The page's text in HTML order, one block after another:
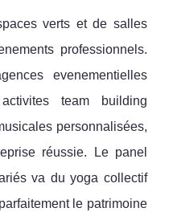
verts et de salles
professionnels.
evenementielles
team building
personnalisées,
réussie. Le panel
va du yoga collectif
le patrimoine